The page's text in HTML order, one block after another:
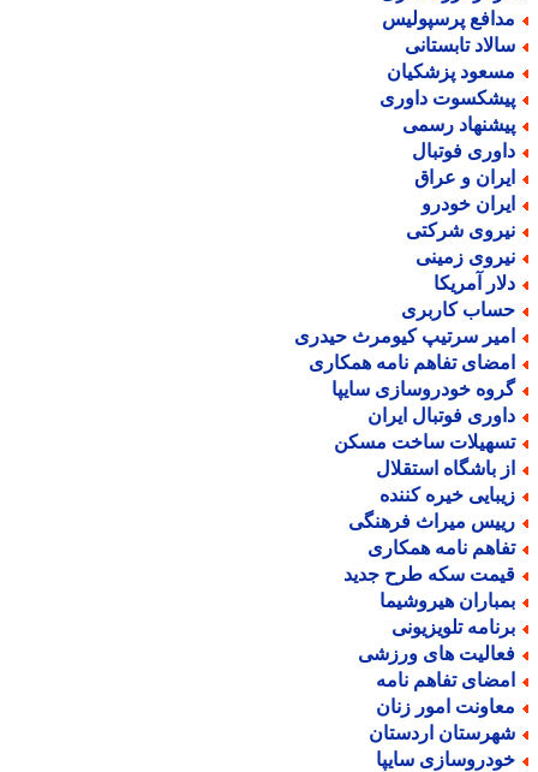
پرسپولیس
تابستانی
پزشکیان
داوری
رسمی
فوتبال
و عراق
خودرو
شرکتی
زمینی
آمریکا
کاربری
سرتیپ کیومرث حیدری
تفاهم نامه همکاری
خودروسازی سایپا
فوتبال ایران
ساخت مسکن
باشگاه استقلال
خیره کننده
میراث فرهنگی
نامه همکاری
سکه طرح جدید
هیروشیما
تلویزیونی
های ورزشی
تفاهم نامه
امور زنان
اردستان
سایپا